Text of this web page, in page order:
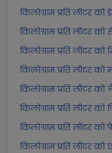
किलोग्राम प्रति लीटर को
किलोग्राम प्रति लीटर को
किलोग्राम प्रति लीटर को
किलोग्राम प्रति लीटर को
किलोग्राम प्रति लीटर को
किलोग्राम प्रति लीटर को
किलोग्राम प्रति लीटर को
किलोग्राम प्रति लीटर को